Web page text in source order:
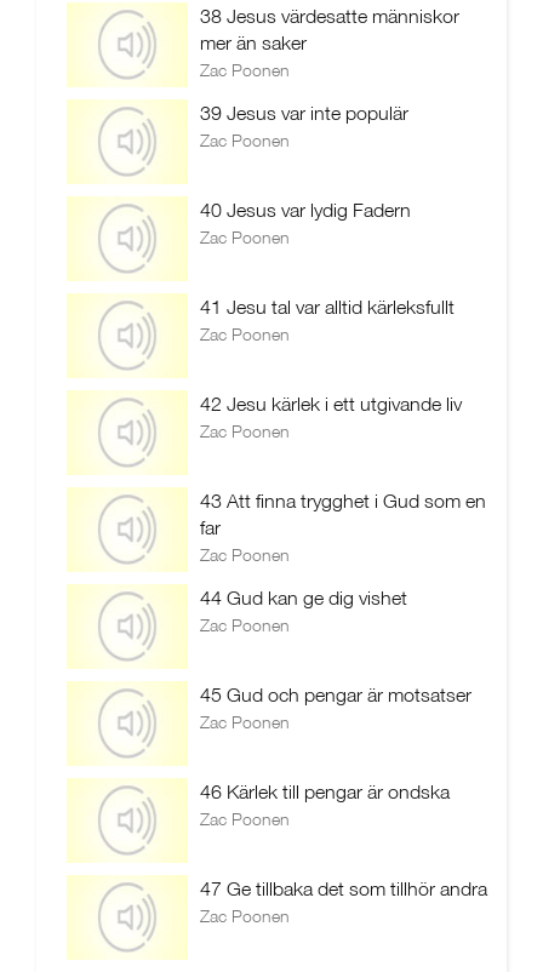
38 Jesus värdesatte människor
mer än saker
Zac Poonen
39 Jesus var inte populär
Zac Poonen
40 Jesus var lydig Fadern
Zac Poonen
41 Jesu tal var alltid kärleksfullt
Zac Poonen
42 Jesu kärlek i ett utgivande liv
Zac Poonen
43 Att finna trygghet i Gud som en
far
Zac Poonen
44 Gud kan ge dig vishet
Zac Poonen
45 Gud och pengar är motsatser
Zac Poonen
46 Kärlek till pengar är ondska
Zac Poonen
47 Ge tillbaka det som tillhör andra
Zac Poonen